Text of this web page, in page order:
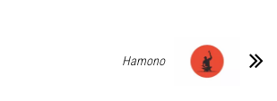
Hamono